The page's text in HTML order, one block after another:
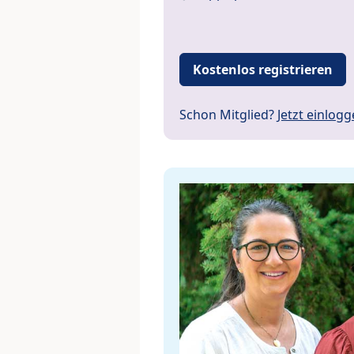
Kostenlos registrieren
Schon Mitglied? Jetzt